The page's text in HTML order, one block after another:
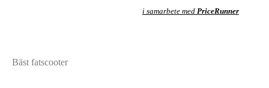
i samarbete med PriceRunner
Bäst fatscooter